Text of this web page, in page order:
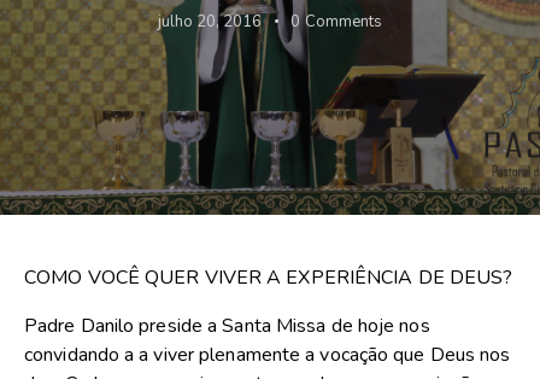
julho 20, 2016 0 Comments
COMO VOCÊ QUER VIVER A EXPERIÊNCIA DE DEUS?
Padre Danilo preside a Santa Missa de hoje nos
convidando a a viver plenamente a vocação que Deus nos